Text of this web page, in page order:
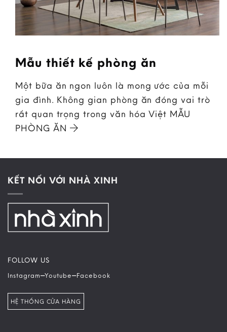
Mẫu thiết kế phòng ăn
Một bữa ăn ngon luôn là mong ước của mỗi
gia đình. Không gian phòng ăn đóng vai trò
rất quan trọng trong văn hóa Việt MẪU
PHÒNG ĂN
KẾT NỐI VỚI NHÀ XINH
FOLLOW US
Instagram–Youtube–Facebook
HỆ THỐNG CỬA HÀNG